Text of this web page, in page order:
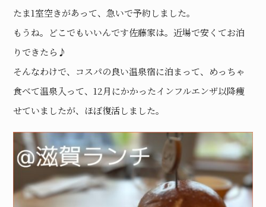
たま1室空きがあって、急いで予約しました。
もうね。どこでもいいんです佐藤家は。近場で安くてお泊
りできたら♪
そんなわけで、コスパの良い温泉宿に泊まって、めっちゃ
食べて温泉入って、12月にかかったインフルエンザ以降痩
せていましたが、ほぼ復活しました。